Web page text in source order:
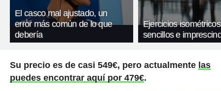
El casco mal ajustado, un
error más común de lo que
debería
Ejercicios
sencillos e
Su precio es de casi 549€, pero actualmente las
puedes encontrar aquí por 479€.